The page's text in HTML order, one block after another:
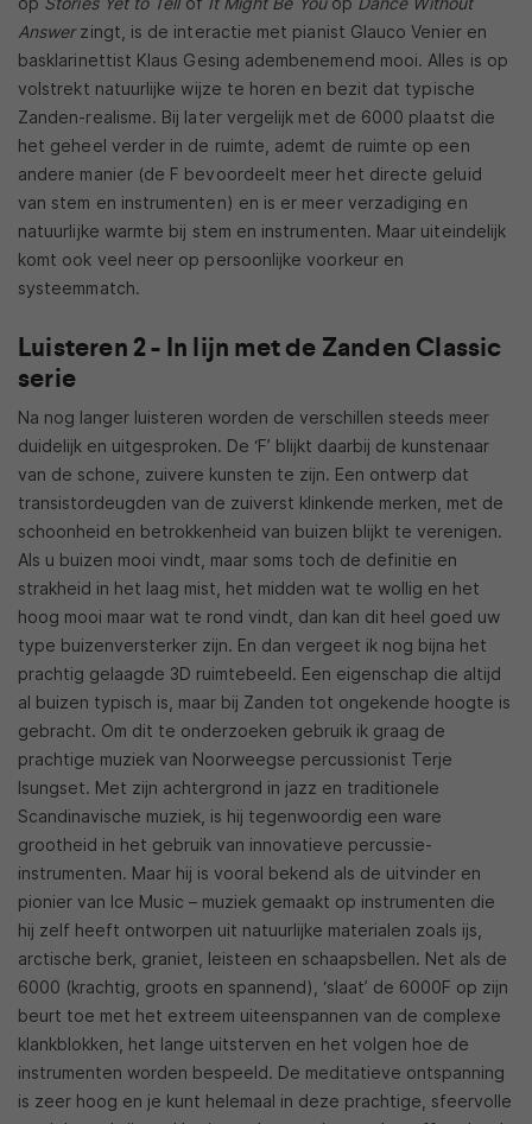
Answerzingt, is de interactie met pianist Glauco Venier en
basklarinettist Klaus Gesing adembenemend mooi. Alles is op
volstrekt natuurlijke wijze te horen en bezit dat typische
Zanden-realisme. Bij later vergelijk met de 6000 plaatst die
het geheel verder in de ruimte, ademt de ruimte op een
andere manier (de F bevoordeelt meer het directe geluid
van stem en instrumenten) en is er meer verzadiging en
natuurlijke warmte bij stem en instrumenten. Maar uiteindelijk
komt ook veel neer op persoonlijke voorkeur en
systeemmatch.
Luisteren 2 - In lijn met de Zanden Classic
serie
Na nog langer luisteren worden de verschillen steeds meer
duidelijk en uitgesproken. De ‘F’ blijkt daarbij de kunstenaar
van de schone, zuivere kunsten te zijn. Een ontwerp dat
transistordeugden van de zuiverst klinkende merken, met de
schoonheid en betrokkenheid van buizen blijkt te verenigen.
Als u buizen mooi vindt, maar soms toch de definitie en
strakheid in het laag mist, het midden wat te wollig en het
hoog mooi maar wat te rond vindt, dan kan dit heel goed uw
type buizenversterker zijn. En dan vergeet ik nog bijna het
prachtig gelaagde 3D ruimtebeeld. Een eigenschap die altijd
al buizen typisch is, maar bij Zanden tot ongekende hoogte is
gebracht. Om dit te onderzoeken gebruik ik graag de
prachtige muziek van Noorweegse percussionist Terje
Isungset. Met zijn achtergrond in jazz en traditionele
Scandinavische muziek, is hij tegenwoordig een ware
grootheid in het gebruik van innovatieve percussie-
instrumenten. Maar hij is vooral bekend als de uitvinder en
pionier van Ice Music – muziek gemaakt op instrumenten die
hij zelf heeft ontworpen uit natuurlijke materialen zoals ijs,
arctische berk, graniet, leisteen en schaapsbellen. Net als de
6000 (krachtig, groots en spannend), ‘slaat’ de 6000F op zijn
beurt toe met het extreem uiteenspannen van de complexe
klankblokken, het lange uitsterven en het volgen hoe de
instrumenten worden bespeeld. De meditatieve ontspanning
is zeer hoog en je kunt helemaal in deze prachtige, sfeervolle